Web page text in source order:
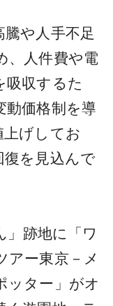
や人手不足
、人件費や電
吸収するた
動価格制を導
上げしてお
復を見込んで
跡地に「ワ
アー東京－メ
ッター」がオ